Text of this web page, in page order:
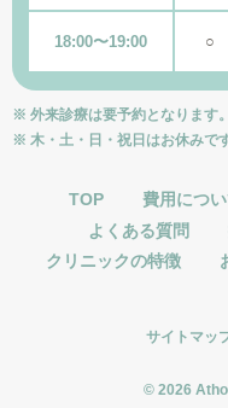
TOP 費用につ
よくある質問
クリニックの特徴
サイトマッ
© 2026
18:00〜19:00 ○
※ 外来診療は要予約となります。
※ 木・土・日・祝日はお休みです